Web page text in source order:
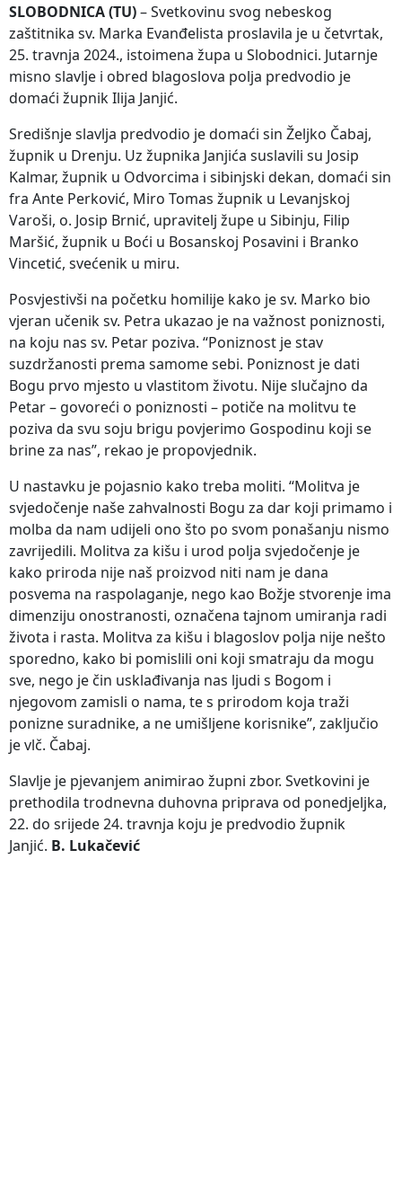
SLOBODNICA (TU)– Svetkovinu svog nebeskog
zaštitnika sv. Marka Evanđelista proslavila je u četvrtak,
25. travnja 2024., istoimena župa u Slobodnici. Jutarnje
misno slavlje i obred blagoslova polja predvodio je
domaći župnik Ilija Janjić.
Središnje slavlja predvodio je domaći sin Željko Čabaj,
župnik u Drenju. Uz župnika Janjića suslavili su Josip
Kalmar, župnik u Odvorcima i sibinjski dekan, domaći sin
fra Ante Perković, Miro Tomas župnik u Levanjskoj
Varoši, o. Josip Brnić, upravitelj župe u Sibinju, Filip
Maršić, župnik u Boći u Bosanskoj Posavini i Branko
Vincetić, svećenik u miru.
Posvjestivši na početku homilije kako je sv. Marko bio
vjeran učenik sv. Petra ukazao je na važnost poniznosti,
na koju nas sv. Petar poziva. “Poniznost je stav
suzdržanosti prema samome sebi. Poniznost je dati
Bogu prvo mjesto u vlastitom životu. Nije slučajno da
Petar – govoreći o poniznosti – potiče na molitvu te
poziva da svu soju brigu povjerimo Gospodinu koji se
brine za nas”, rekao je propovjednik.
U nastavku je pojasnio kako treba moliti. “Molitva je
svjedočenje naše zahvalnosti Bogu za dar koji primamo i
molba da nam udijeli ono što po svom ponašanju nismo
zavrijedili. Molitva za kišu i urod polja svjedočenje je
kako priroda nije naš proizvod niti nam je dana
posvema na raspolaganje, nego kao Božje stvorenje ima
dimenziju onostranosti, označena tajnom umiranja radi
života i rasta. Molitva za kišu i blagoslov polja nije nešto
sporedno, kako bi pomislili oni koji smatraju da mogu
sve, nego je čin usklađivanja nas ljudi s Bogom i
njegovom zamisli o nama, te s prirodom koja traži
ponizne suradnike, a ne umišljene korisnike”, zaključio
je vlč. Čabaj.
Slavlje je pjevanjem animirao župni zbor. Svetkovini je
prethodila trodnevna duhovna priprava od ponedjeljka,
22. do srijede 24. travnja koju je predvodio župnik
Janjić. B. Lukačević